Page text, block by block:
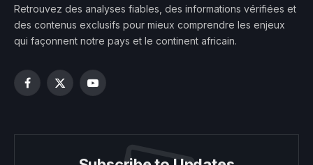
Retrouvez des analyses fiables, des informations vérifiées et
des contenus exclusifs pour mieux comprendre les enjeux
qui façonnent notre pays et le continent africain.
Facebook
X
YouTube